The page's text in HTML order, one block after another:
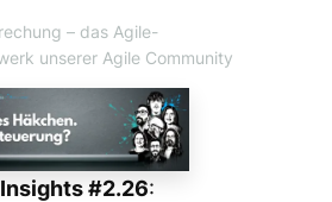
– das Agile-
unserer Agile Community
#2.26: